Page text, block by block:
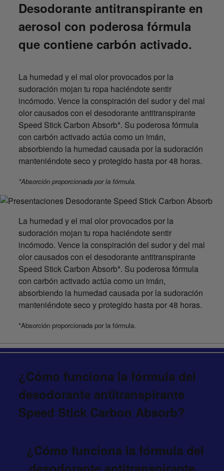
Desodorante antitranspirante en
aerosol con poderosa fórmula
que contiene carbón activado.
La humedad y el mal olor provocados por la
sudoración mojan tu ropa haciéndote sentir
incómodo. Vence la conspiración del sudor y del mal
olor causados con el desodorante antitranspirante
Speed Stick Carbon Absorb*. Su poderosa fórmula
con carbón activado actúa como un imán,
absorbiendo la humedad causada por la sudoración
manteniéndote seco y protegido hasta por 48 horas.
*Absorción proporcionada por la fórmula.
La humedad y el mal olor provocados por la
sudoración mojan tu ropa haciéndote sentir
incómodo. Vence la conspiración del sudor y del mal
olor causados con el desodorante antitranspirante
Speed Stick Carbon Absorb*. Su poderosa fórmula
con carbón activado actúa como un imán,
absorbiendo la humedad causada por la sudoración
manteniéndote seco y protegido hasta por 48 horas.
*Absorción proporcionada por la fórmula.
¿Cómo funciona la fórmula del
desodorante antitranspirante
Speed Stick Carbon Absorb?
¿Cómo funciona la fórmula del